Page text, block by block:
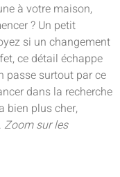
à votre maison,
? Un petit
si un changement
ce détail échappe
passe surtout par ce
dans la recherche
bien plus cher,
Zoom sur les